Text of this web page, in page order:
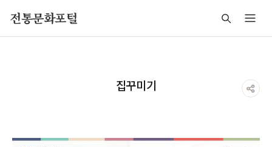
전통문화포털
집꾸미기